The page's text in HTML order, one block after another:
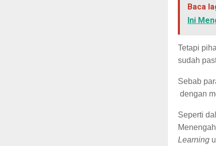
Baca
Ini
Tetapi
sudah
Sebab
dengan
Seperti
Learning